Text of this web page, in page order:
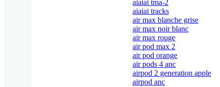
aiaiai tma-2
aiaiai tracks
air max blanche grise
air max noir blanc
air max rouge
air pod max 2
air pod orange
air pods 4 anc
airpod 2 generation apple
airpod anc